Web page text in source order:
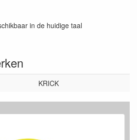
in de huidige taal
KRICK